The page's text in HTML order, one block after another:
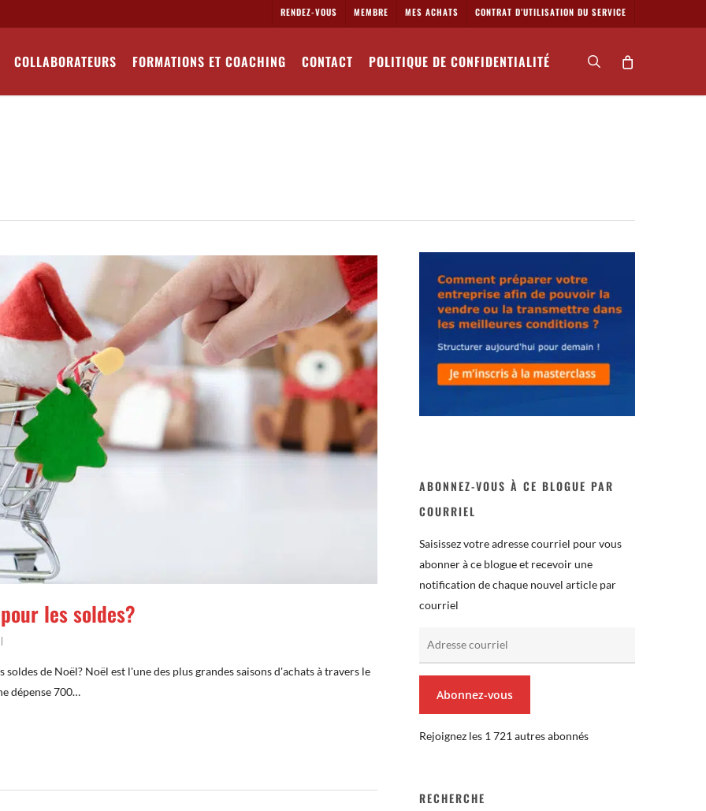
RENDEZ-VOUS MEMBRE MES ACHATS CONTRAT D’UTILISATION DU SERVICE
COLLABORATEURS FORMATIONS ET COACHING CONTACT POLITIQUE DE CONFIDENTIALITÉ search
les soldes?
de Noël? Noël est l'une des plus grandes saisons d'achats à travers le
dépense 700…
ABONNEZ-VOUS À CE BLOGUE PAR
COURRIEL
Saisissez votre adresse courriel pour vous
abonner à ce blogue et recevoir une
notification de chaque nouvel article par
courriel
Abonnez-vous
Rejoignez les 1 721 autres abonnés
RECHERCHE